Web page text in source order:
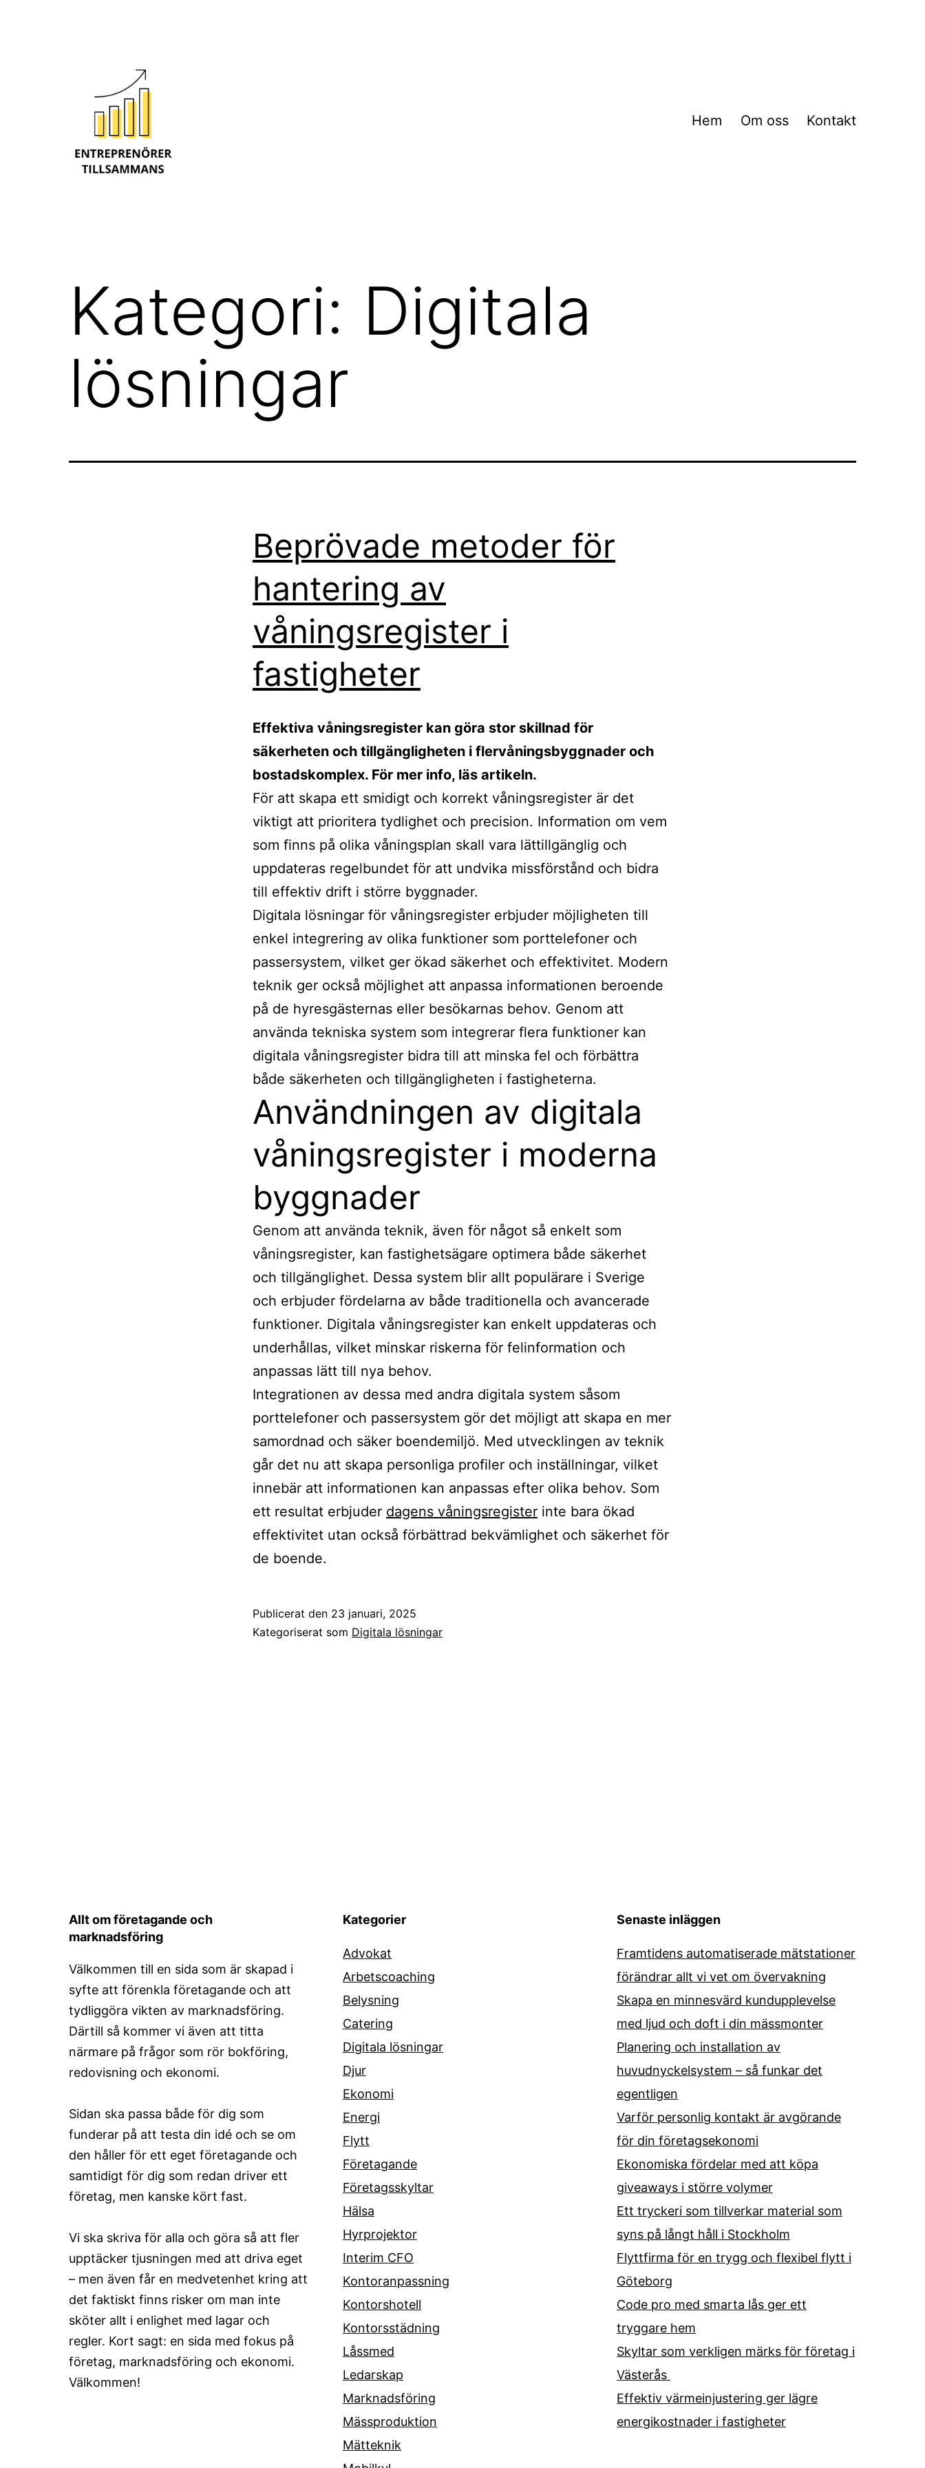
Hem Om oss Kontakt
Kategori: Digitala
lösningar
Beprövade metoder för
hantering av
våningsregister i
fastigheter
Effektiva våningsregister kan göra stor skillnad för
säkerheten och tillgängligheten i flervåningsbyggnader och
bostadskomplex. För mer info, läs artikeln.
För att skapa ett smidigt och korrekt våningsregister är det
viktigt att prioritera tydlighet och precision. Information om vem
som finns på olika våningsplan skall vara lättillgänglig och
uppdateras regelbundet för att undvika missförstånd och bidra
till effektiv drift i större byggnader.
Digitala lösningar för våningsregister erbjuder möjligheten till
enkel integrering av olika funktioner som porttelefoner och
passersystem, vilket ger ökad säkerhet och effektivitet. Modern
teknik ger också möjlighet att anpassa informationen beroende
på de hyresgästernas eller besökarnas behov. Genom att
använda tekniska system som integrerar flera funktioner kan
digitala våningsregister bidra till att minska fel och förbättra
både säkerheten och tillgängligheten i fastigheterna.
Användningen av digitala
våningsregister i moderna
byggnader
Genom att använda teknik, även för något så enkelt som
våningsregister, kan fastighetsägare optimera både säkerhet
och tillgänglighet. Dessa system blir allt populärare i Sverige
och erbjuder fördelarna av både traditionella och avancerade
funktioner. Digitala våningsregister kan enkelt uppdateras och
underhållas, vilket minskar riskerna för felinformation och
anpassas lätt till nya behov.
Integrationen av dessa med andra digitala system såsom
porttelefoner och passersystem gör det möjligt att skapa en mer
samordnad och säker boendemiljö. Med utvecklingen av teknik
går det nu att skapa personliga profiler och inställningar, vilket
innebär att informationen kan anpassas efter olika behov. Som
ett resultat erbjuder dagens våningsregister inte bara ökad
effektivitet utan också förbättrad bekvämlighet och säkerhet för
de boende.
Publicerat den 23 januari, 2025
Kategoriserat som Digitala lösningar
Allt om företagande och
marknadsföring
Välkommen till en sida som är skapad i
syfte att förenkla företagande och att
tydliggöra vikten av marknadsföring.
Därtill så kommer vi även att titta
närmare på frågor som rör bokföring,
redovisning och ekonomi.
Sidan ska passa både för dig som
funderar på att testa din idé och se om
den håller för ett eget företagande och
samtidigt för dig som redan driver ett
företag, men kanske kört fast.
Vi ska skriva för alla och göra så att fler
upptäcker tjusningen med att driva eget
– men även får en medvetenhet kring att
det faktiskt finns risker om man inte
sköter allt i enlighet med lagar och
regler. Kort sagt: en sida med fokus på
företag, marknadsföring och ekonomi.
Välkommen!
Kategorier
Advokat
Arbetscoaching
Belysning
Catering
Digitala lösningar
Djur
Ekonomi
Energi
Flytt
Företagande
Företagsskyltar
Hälsa
Hyrprojektor
Interim CFO
Kontoranpassning
Kontorshotell
Kontorsstädning
Låssmed
Ledarskap
Marknadsföring
Mässproduktion
Mätteknik
Senaste inläggen
Framtidens automatiserade mätstationer
förändrar allt vi vet om övervakning
Skapa en minnesvärd kundupplevelse
med ljud och doft i din mässmonter
Planering och installation av
huvudnyckelsystem – så funkar det
egentligen
Varför personlig kontakt är avgörande
för din företagsekonomi
Ekonomiska fördelar med att köpa
giveaways i större volymer
Ett tryckeri som tillverkar material som
syns på långt håll i Stockholm
Flyttfirma för en trygg och flexibel flytt i
Göteborg
Code pro med smarta lås ger ett
tryggare hem
Skyltar som verkligen märks för företag i
Västerås
Effektiv värmeinjustering ger lägre
energikostnader i fastigheter